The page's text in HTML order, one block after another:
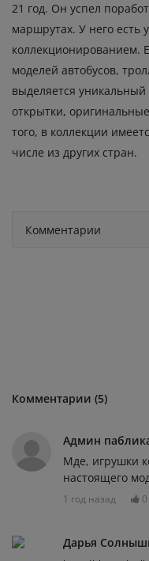
21 год. Он успел
маршрутах. У него есть
коллекционированием.
моделей автобусов,
выделяется
открытки,
того, в коллекции
числе из других стран.
Комментарии
Комментарии (5)
Админ
Мде, игрушки
настоящего
1 год назад 0
Дарья